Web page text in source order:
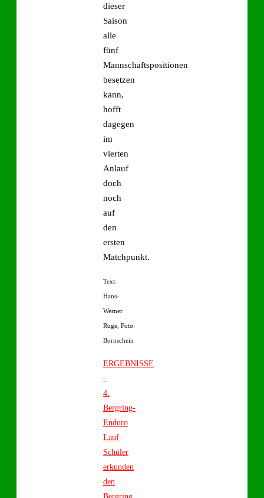
dieser
Saison
alle
fünf
Mannschaftspositionen
besetzen
kann,
hofft
dagegen
im
vierten
Anlauf
doch
noch
auf
den
ersten
Matchpunkt.
Text:
Hans-
Werner
Ruge, Foto:
Bornschein
ERGEBNISSE
–
4.
Bergring-
Enduro
Lauf
Schüler
erkunden
den